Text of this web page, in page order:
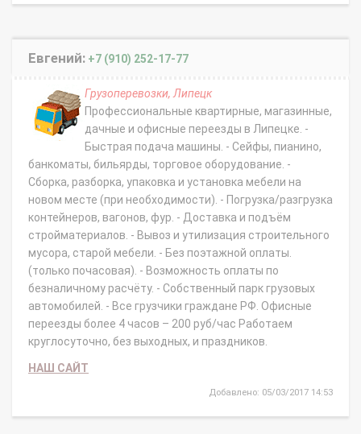
Евгений: +7 (910) 252-17-77
Грузоперевозки, Липецк
Профессиональные квартирные, магазинные,
дачные и офисные переезды в Липецке. -
Быстрая подача машины. - Сейфы, пианино,
банкоматы, бильярды, торговое оборудование. -
Сборка, разборка, упаковка и установка мебели на
новом месте (при необходимости). - Погрузка/разгрузка
контейнеров, вагонов, фур. - Доставка и подъём
стройматериалов. - Вывоз и утилизация строительного
мусора, старой мебели. - Без поэтажной оплаты.
(только почасовая). - Возможность оплаты по
безналичному расчёту. - Собственный парк грузовых
автомобилей. - Все грузчики граждане РФ. Офисные
переезды более 4 часов – 200 руб/час Работаем
круглосуточно, без выходных, и праздников.
НАШ САЙТ
Добавлено: 05/03/2017 14:53